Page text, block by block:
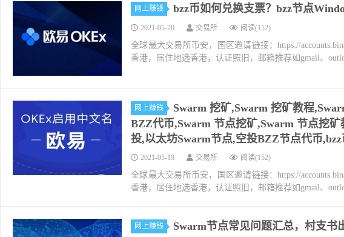
网上赚钱 bzz币如何兑换支票？bzz节点
2021-05-20 交易所 阅读(152)
全球最大交易所币安，国区邀请链接：https://
香港，居住地选香港，认证照旧，邮箱推荐如gmail、
网上赚钱
Swarm 挖矿,Swarm 挖矿教程
BZZ代币,Swarm 节点挖矿,Swarm 节点挖
投,以太坊Swarm节点,空投BZZ节点代币
2021-05-19 交易所 阅读(152)
全球最大交易所币安，国区邀请链接：https://
香港，居住地选香港，认证照旧，邮箱推荐如gmail、
网上赚钱 Swarm节点常见问题汇总，村支书